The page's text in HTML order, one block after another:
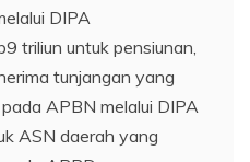
DIPA
triliun untuk pensiunan,
tunjangan yang
APBN melalui DIPA
ASN daerah yang